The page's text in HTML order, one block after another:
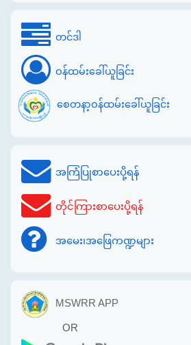
တင်ဒါ
ဝန်ထမ်းခေါ်ယူခြင်း
စေတနာ့ဝန်ထမ်းခေါ်ယူခြင်း
အကြံပြုစာပေးပို့ရန်
တိုင်ကြားစာပေးပို့ရန်
အမေး၊အဖြေကဏ္ဍများ
MSWRR APP
OR